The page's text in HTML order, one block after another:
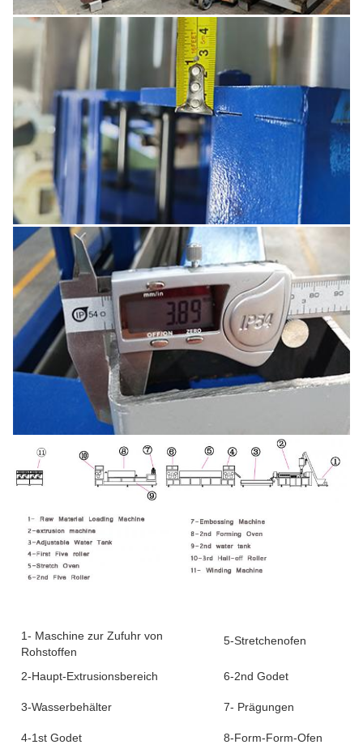
1- Maschine zur Zufuhr von
Rohstoffen
5-Stretchenofen
2-Haupt-Extrusionsbereich 6-2nd Godet
3-Wasserbehälter 7- Prägungen
4-1st Godet 8-Form-Form-Ofen